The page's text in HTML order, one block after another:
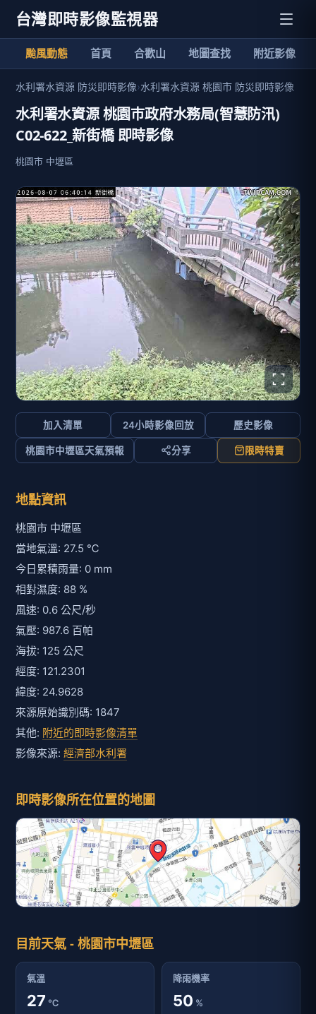
台灣即時影像監視器
颱風動態 首頁 合歡山 地圖查找 附近影像
水利署水資源 防災即時影像›水利署水資源 桃園市 防災即時影像
水利署水資源 桃園巿政府水務局(智慧防汛)
C02-622_新街橋 即時影像
桃園市 中壢區
加入清單 24小時影像回放 歷史影像
桃園市中壢區天氣預報 分享 限時特賣
地點資訊
桃園市 中壢區
當地氣溫: 27.5 ℃
今日累積雨量: 0 mm
相對濕度: 88 %
風速: 0.6 公尺/秒
氣壓: 987.6 百帕
海拔: 125 公尺
經度: 121.2301
緯度: 24.9628
來源原始識別碼: 1847
其他: 附近的即時影像清單
影像來源: 經濟部水利署
即時影像所在位置的地圖
目前天氣 - 桃園市中壢區
氣溫
27 ℃
降雨機率
50 %